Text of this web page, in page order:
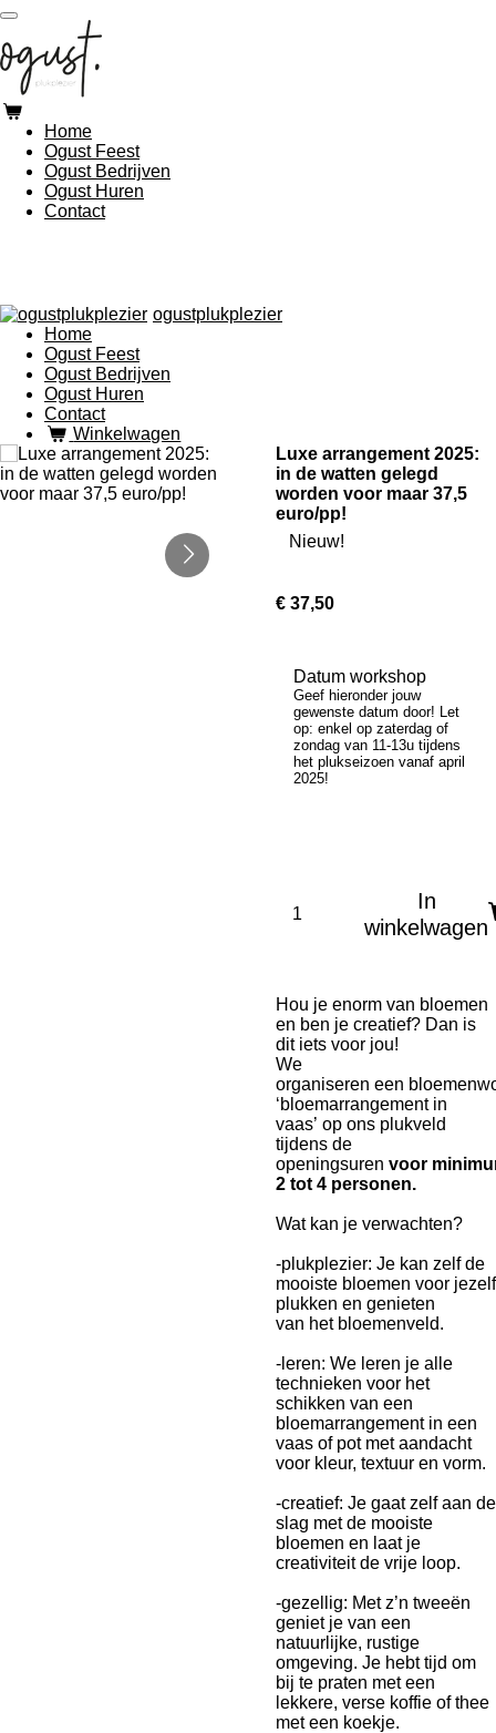
Ga
naar
de
hoofdinhoud
Home
Ogust Feest
Ogust Bedrijven
Ogust Huren
Contact
ogustplukplezier
Home
Ogust Feest
Ogust Bedrijven
Ogust Huren
Contact
Winkelwagen
Luxe arrangement 2025:
in de watten gelegd
worden voor maar 37,5
euro/pp!
Nieuw!
€ 37,50
Datum workshop
Geef hieronder jouw
gewenste datum door! Let
op: enkel op zaterdag of
zondag van 11-13u tijdens
het plukseizoen vanaf april
2025!
In
winkelwagen
Hou je enorm van bloemen
en ben je creatief? Dan is
dit iets voor jou!
We
organiseren een
‘bloemarrangement in
vaas’ op ons plukveld
tijdens de
openingsuren voor
2 tot 4 personen.
Wat kan je verwachten?
-plukplezier: Je kan zelf de
mooiste bloemen voor jezelf
plukken en genieten
van het bloemenveld.
- leren: We leren je alle
technieken voor het
schikken van een
bloemarrangement in een
vaas of pot met aandacht
voor kleur, textuur en vorm.
-creatief: Je gaat zelf aan de
slag met de mooiste
bloemen en laat je
creativiteit de vrije loop.
-gezellig: Met z’n tweeën
geniet je van een
natuurlijke, rustige
omgeving. Je hebt tijd om
bij te praten met een
lekkere, verse koffie of thee
met een koekje.